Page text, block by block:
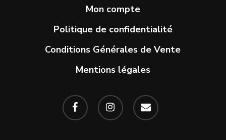
Mon compte
Politique de confidentialité
Conditions Générales de Vente
Mentions légales
facebook instagram email